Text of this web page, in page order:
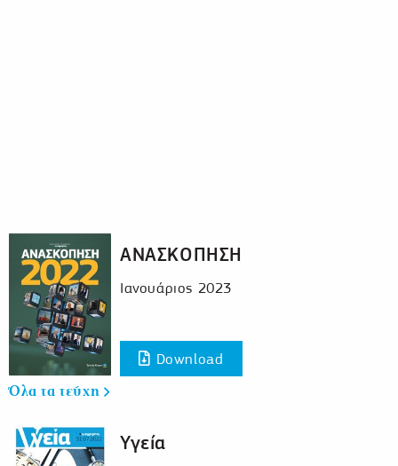
ΑΝΑΣΚΟΠΗΣΗ
Ιανουάριος 2023
Download
Όλα τα τεύχη
Υγεία